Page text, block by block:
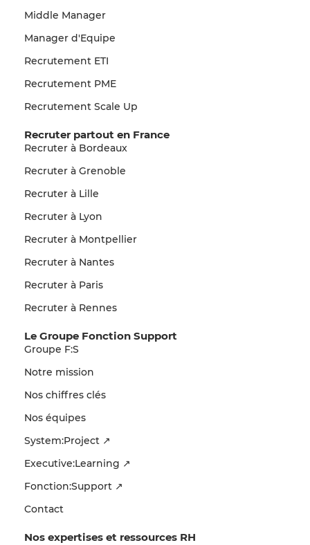
Nos expertises et ressources RH
Middle Manager
Manager d'Equipe
Recrutement ETI
Recrutement PME
Recrutement Scale Up
Recruter partout en France
Recruter à Bordeaux
Recruter à Grenoble
Recruter à Lille
Recruter à Lyon
Recruter à Montpellier
Recruter à Nantes
Recruter à Paris
Recruter à Rennes
Le Groupe Fonction Support
Groupe F:S
Notre mission
Nos chiffres clés
Nos équipes
System:Project ↗
Executive:Learning ↗
Fonction:Support ↗
Contact